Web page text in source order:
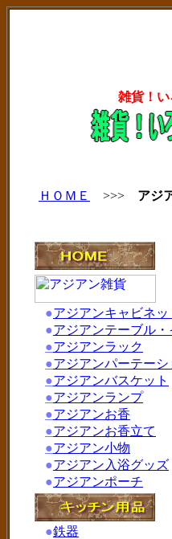
雑貨！
ＨＯＭＥ >>> アジ
●アジアンキャビネッ
●アジアンテーブル・
●アジアンラック
●アジアンパーテーシ
●アジアンバスケット
●アジアンランプ
●アジアンお香
●アジアンお香立て
●アジアン小物
●アジアン入浴グッズ
●アジアンポーチ
●鉄器